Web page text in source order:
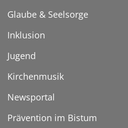
Glaube & Seelsorge
Inklusion
Jugend
Kirchenmusik
Newsportal
Prävention im Bistum